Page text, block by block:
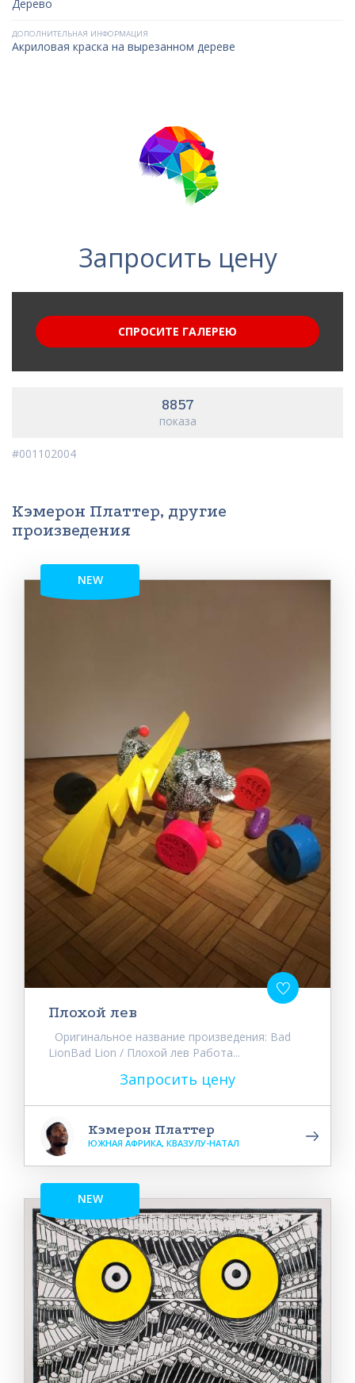
Дерево
ДОПОЛНИТЕЛЬНАЯ ИНФОРМАЦИЯ
Акриловая краска на вырезанном дереве
Запросить цену
СПРОСИТЕ ГАЛЕРЕЮ
8857
показа
#001102004
Кэмерон Платтер, другие
произведения
NEW
Плохой лев
Оригинальное название произведения: Bad
LionBad Lion / Плохой лев Работа...
Запросить цену
Кэмерон Платтер
ЮЖНАЯ АФРИКА, КВАЗУЛУ-НАТАЛ
NEW